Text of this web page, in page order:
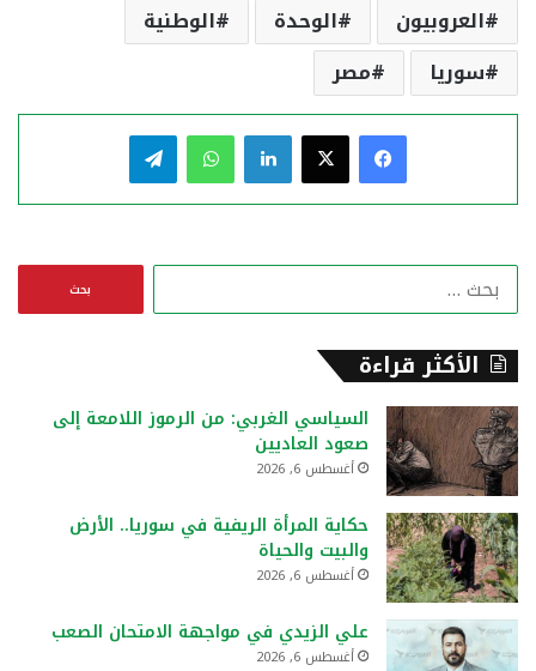
العروبيون الوحدة
الوطنية
سوريا
مصر
فيسبوك لينكدإن واتساب
ن
الأكثر قراءة
السياسي الغربي: من الرموز اللامعة إلى
صعود العاديين
أغسطس 6, 2026
حكاية المرأة الريفية في سوريا.. الأرض
والبيت والحياة
أغسطس 6, 2026
علي الزيدي في مواجهة الامتحان الصعب
أغسطس 6, 2026